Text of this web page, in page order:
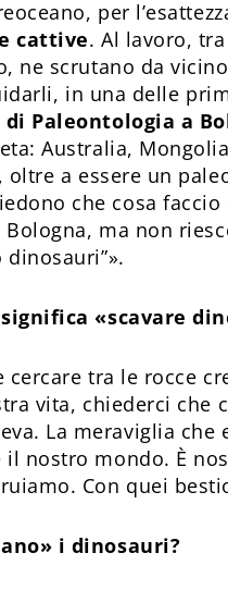
per
cattive. Al lavoro,
ne scrutano da
in una delle
Paleontologia a
Australia,
oltre a essere un
che cosa
Bologna, ma non
significa «scavare
cercare tra le rocce
vita, chiederci che
La meraviglia
il nostro mondo. È
Con quei
i dinosauri?